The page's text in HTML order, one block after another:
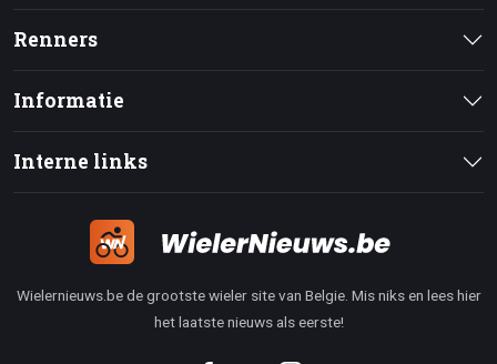
Renners
Informatie
Interne links
Wielernieuws.be de grootste wieler site van Belgie. Mis niks en lees hier
het laatste nieuws als eerste!